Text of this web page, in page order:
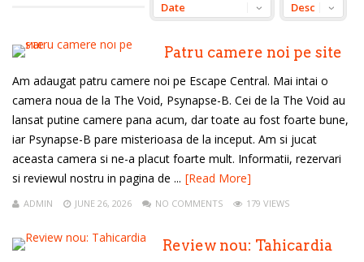
Patru camere noi pe site
Am adaugat patru camere noi pe Escape Central. Mai intai o
camera noua de la The Void, Psynapse-B. Cei de la The Void au
lansat putine camere pana acum, dar toate au fost foarte bune,
iar Psynapse-B pare misterioasa de la inceput. Am si jucat
aceasta camera si ne-a placut foarte mult. Informatii, rezervari
si reviewul nostru in pagina de ... [Read More]
ADMIN JUNE 26, 2026 NO COMMENTS 179 VIEWS
Review nou: Tahicardia